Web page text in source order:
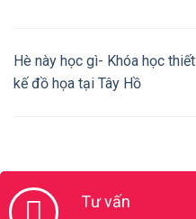
Hè này học gì- Khóa học thiết
kế đồ họa tại Tây Hồ
Tư vấn